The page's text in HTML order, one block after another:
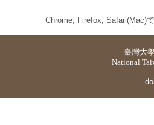
Chrome, Firefox, Safari(Mac)
臺灣大
National